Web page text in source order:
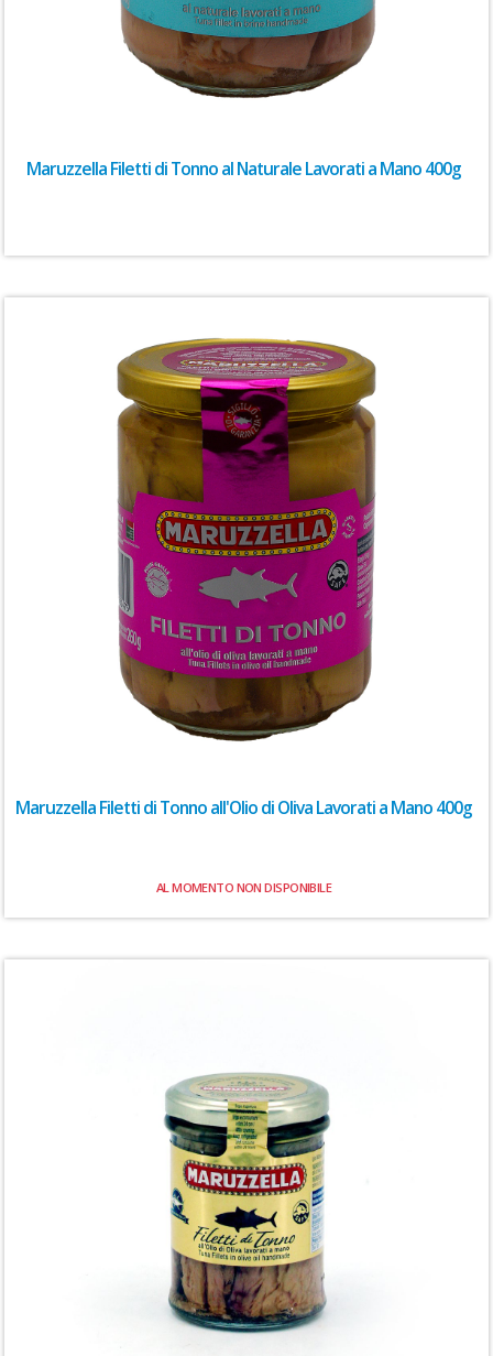
Maruzzella Filetti di Tonno al Naturale Lavorati a Mano 400g
Maruzzella Filetti di Tonno all'Olio di Oliva Lavorati a Mano 400g
AL MOMENTO NON DISPONIBILE